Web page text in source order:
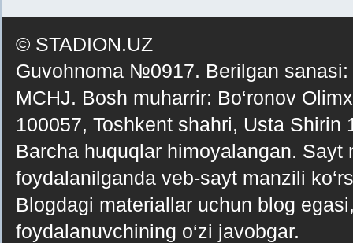
© STADION.UZ
Guvohnoma №0917. Berilgan
MCHJ. Bosh muharrir: Bo‘ronov
100057, Toshkent shahri, Usta
Barcha huquqlar himoyalangan. Sayt
foydalanilganda veb-sayt manzili
Blogdagi materiallar uchun blog
foydalanuvchining o‘zi javobgar.